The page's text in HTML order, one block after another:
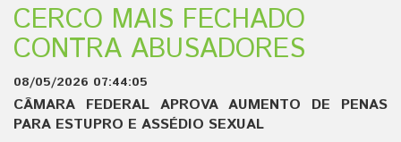
CERCO MAIS FECHADO
CONTRA ABUSADORES
08/05/2026 07:44:05
CÂMARA FEDERAL APROVA AUMENTO DE PENAS
PARA ESTUPRO E ASSÉDIO SEXUAL